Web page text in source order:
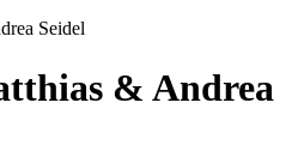
Seidel
& Andrea